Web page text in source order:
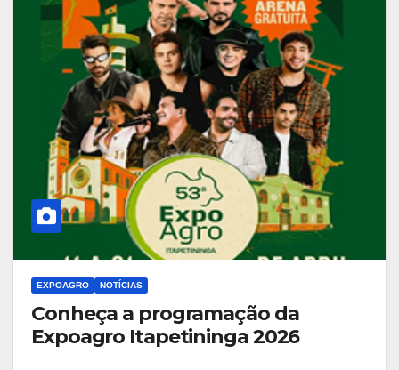
EXPOAGRO NOTÍCIAS
Conheça a programação da
Expoagro Itapetininga 2026